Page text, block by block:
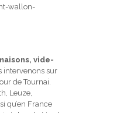
vide-
intervenons sur
de Tournai.
Leuze,
qu’en France